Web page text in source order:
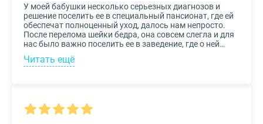
У моей бабушки несколько серьезных диагнозов и
решение поселить ее в специальный пансионат, где ей
обеспечат полноценный уход, далось нам непросто.
После перелома шейки бедра, она совсем слегла и для
нас было важно поселить ее в заведение, где о ней
будут заботиться круглосуточно. Остановили выбор
на реабилитационном центре Медвежьи Озера
Читать ещё